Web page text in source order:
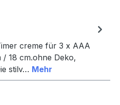
creme für 3 x AAA
/ 18 cm.ohne Deko,
stilv… Mehr